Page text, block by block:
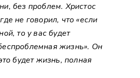
без проблем. Христос
не говорил, что «если
то у вас будет
жизнь». Он
будет жизнь, полная